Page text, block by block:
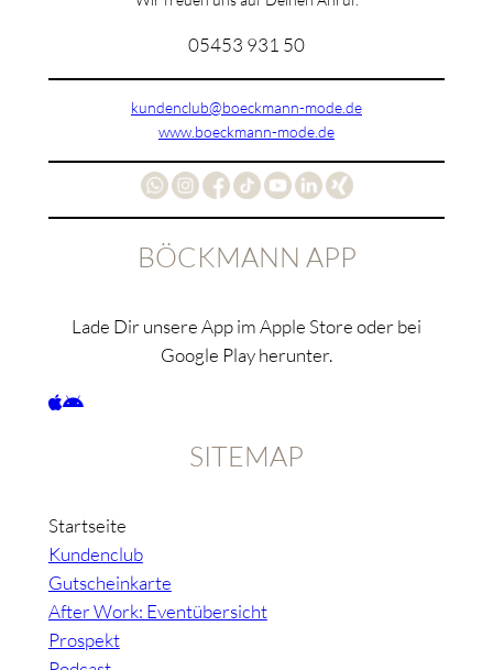
05453 931 50
kundenclub@boeckmann-mode.de
www.boeckmann-mode.de
BÖCKMANN APP
Lade Dir unsere App im Apple Store oder bei
Google Play herunter.
SITEMAP
Startseite
Kundenclub
Gutscheinkarte
After Work: Eventübersicht
Prospekt